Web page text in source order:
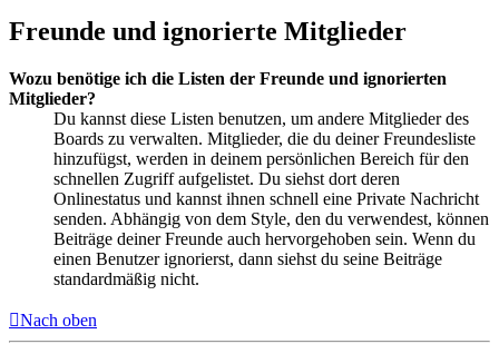
Freunde und ignorierte Mitglieder
Wozu benötige ich die Listen der Freunde und ignorierten
Mitglieder?
Du kannst diese Listen benutzen, um andere Mitglieder des
Boards zu verwalten. Mitglieder, die du deiner Freundesliste
hinzufügst, werden in deinem persönlichen Bereich für den
schnellen Zugriff aufgelistet. Du siehst dort deren
Onlinestatus und kannst ihnen schnell eine Private Nachricht
senden. Abhängig von dem Style, den du verwendest, können
Beiträge deiner Freunde auch hervorgehoben sein. Wenn du
einen Benutzer ignorierst, dann siehst du seine Beiträge
standardmäßig nicht.
Nach oben